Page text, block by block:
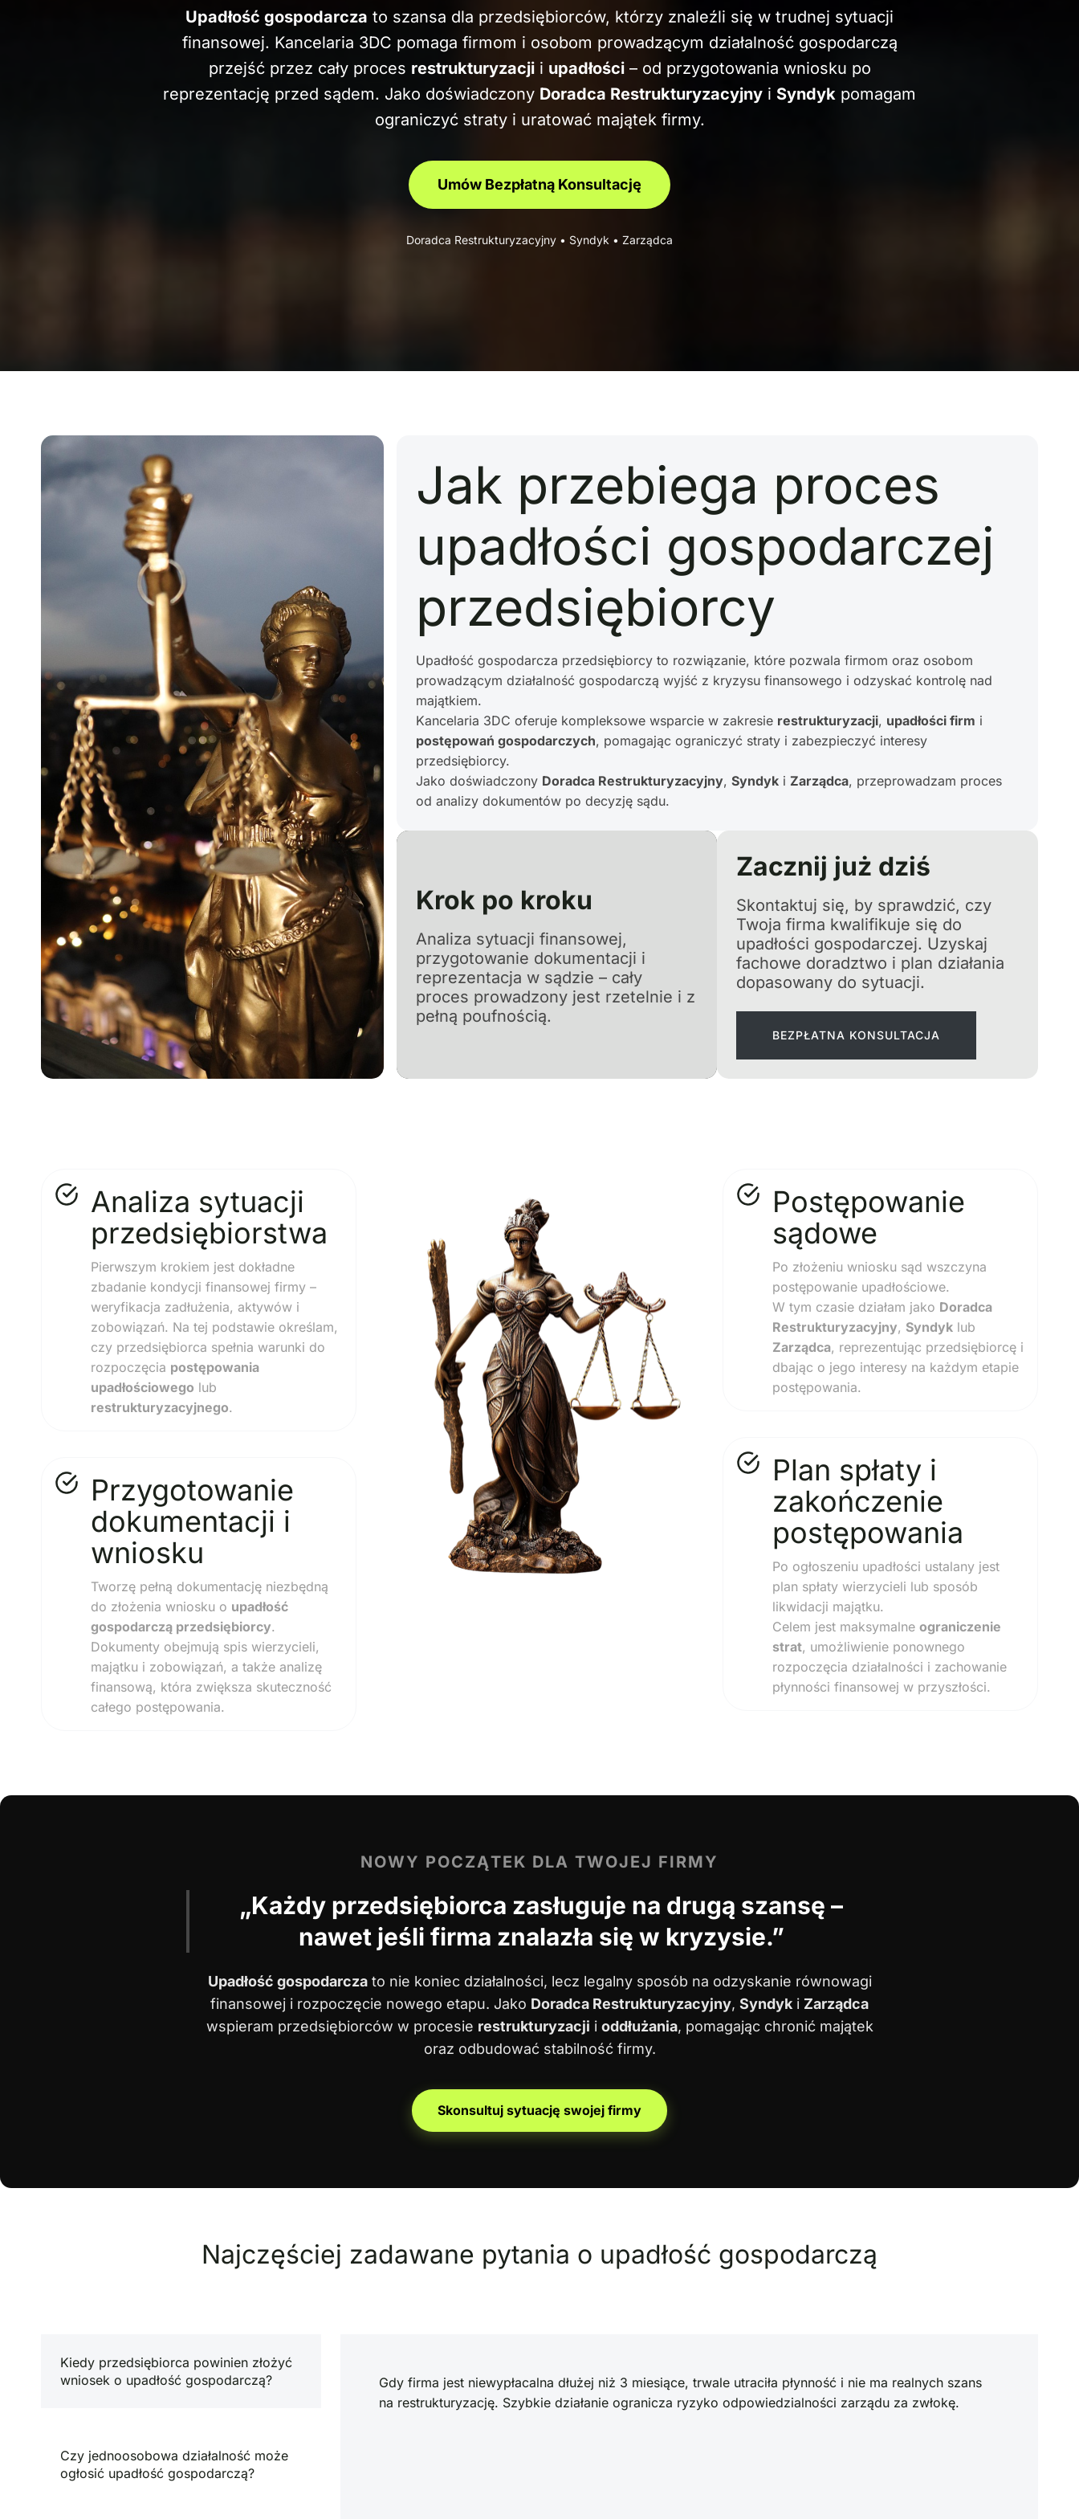
Upadłość gospodarcza to szansa dla przedsiębiorców, którzy znaleźli się w trudnej sytuacji
finansowej. Kancelaria 3DC pomaga firmom i osobom prowadzącym działalność gospodarczą
przejść przez cały proces restrukturyzacjii upadłości– od przygotowania wniosku po
reprezentację przed sądem. Jako doświadczony Doradca Restrukturyzacyjny i Syndyk pomagam
ograniczyć straty i uratować majątek firmy.
Umów Bezpłatną Konsultację
Doradca Restrukturyzacyjny • Syndyk • Zarządca
Jak przebiega proces
upadłości gospodarczej
przedsiębiorcy
Upadłość gospodarcza przedsiębiorcy to rozwiązanie, które pozwala firmom oraz osobom
prowadzącym działalność gospodarczą wyjść z kryzysu finansowego i odzyskać kontrolę nad
majątkiem.
Kancelaria 3DC oferuje kompleksowe wsparcie w zakresie restrukturyzacji, upadłości firm i
postępowań gospodarczych, pomagając ograniczyć straty i zabezpieczyć interesy
przedsiębiorcy.
Jako doświadczony Doradca Restrukturyzacyjny, Syndyki Zarządca, przeprowadzam proces
od analizy dokumentów po decyzję sądu.
Krok po kroku
Analiza sytuacji finansowej,
przygotowanie dokumentacji i
reprezentacja w sądzie – cały
proces prowadzony jest rzetelnie i z
pełną poufnością.
Zacznij już dziś
Skontaktuj się, by sprawdzić, czy
Twoja firma kwalifikuje się do
upadłości gospodarczej. Uzyskaj
fachowe doradztwo i plan działania
dopasowany do sytuacji.
BEZPŁATNA KONSULTACJA
Analiza sytuacji
przedsiębiorstwa
Pierwszym krokiem jest dokładne
zbadanie kondycji finansowej firmy –
weryfikacja zadłużenia, aktywów i
zobowiązań. Na tej podstawie określam,
czy przedsiębiorca spełnia warunki do
rozpoczęcia postępowania
upadłościowego lub
restrukturyzacyjnego.
Przygotowanie
dokumentacji i
wniosku
Tworzę pełną dokumentację niezbędną
do złożenia wniosku o upadłość
gospodarczą przedsiębiorcy.
Dokumenty obejmują spis wierzycieli,
majątku i zobowiązań, a także analizę
finansową, która zwiększa skuteczność
całego postępowania.
Postępowanie
sądowe
Po złożeniu wniosku sąd wszczyna
postępowanie upadłościowe.
W tym czasie działam jako Doradca
Restrukturyzacyjny, Syndyk lub
Zarządca, reprezentując przedsiębiorcę i
dbając o jego interesy na każdym etapie
postępowania.
Plan spłaty i
zakończenie
postępowania
Po ogłoszeniu upadłości ustalany jest
plan spłaty wierzycieli lub sposób
likwidacji majątku.
Celem jest maksymalneograniczenie
strat, umożliwienie ponownego
rozpoczęcia działalności i zachowanie
płynności finansowej w przyszłości.
NOWY POCZĄTEK DLA TWOJEJ FIRMY
„Każdy przedsiębiorca zasługuje na drugą szansę –
nawet jeśli firma znalazła się w kryzysie.”
Upadłość gospodarczato nie koniec działalności, lecz legalny sposób na odzyskanie równowagi
finansowej i rozpoczęcie nowego etapu. Jako Doradca Restrukturyzacyjny, Syndyk i Zarządca
wspieram przedsiębiorców w procesie restrukturyzacji i oddłużania, pomagając chronić majątek
oraz odbudować stabilność firmy.
Skonsultuj sytuację swojej firmy
Najczęściej zadawane pytania o upadłość gospodarczą
Kiedy przedsiębiorca powinien złożyć
wniosek o upadłość gospodarczą?
Czy jednoosobowa działalność może
ogłosić upadłość gospodarczą?
Gdy firma jest niewypłacalna dłużej niż 3 miesiące, trwale utraciła płynność i nie ma realnych szans
na restrukturyzację. Szybkie działanie ogranicza ryzyko odpowiedzialności zarządu za zwłokę.